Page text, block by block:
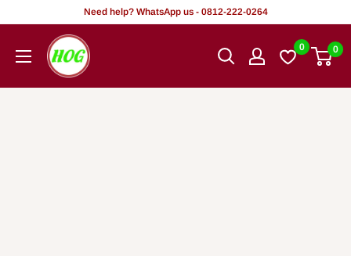
abun
Need help? WhatsApp us - 0812-222-0264
HOG
-
0 0